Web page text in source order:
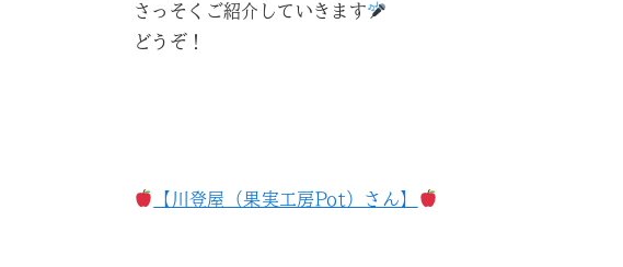
さっそくご紹介していきます
どうぞ！
【川登屋（果実工房Pot）さん】